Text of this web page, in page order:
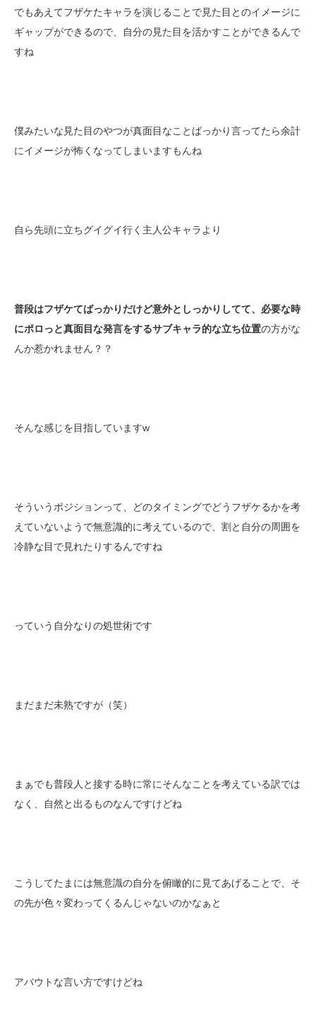
でもあえてフザケたキャラを演じることで見た目とのイメージに
ギャップができるので、自分の見た目を活かすことができるんで
すね
僕みたいな見た目のやつが真面目なことばっかり言ってたら余計
にイメージが怖くなってしまいますもんね
自ら先頭に立ちグイグイ行く主人公キャラより
普段はフザケてばっかりだけど意外としっかりしてて、必要な時
にポロっと真面目な発言をするサブキャラ的な立ち位置の方がな
んか惹かれません？？
そんな感じを目指していますw
そういうポジションって、どのタイミングでどうフザケるかを考
えていないようで無意識的に考えているので、割と自分の周囲を
冷静な目で見れたりするんですね
っていう自分なりの処世術です
まだまだ未熟ですが（笑）
まぁでも普段人と接する時に常にそんなことを考えている訳では
なく、自然と出るものなんですけどね
こうしてたまには無意識の自分を俯瞰的に見てあげることで、そ
の先が色々変わってくるんじゃないのかなぁと
アバウトな言い方ですけどね